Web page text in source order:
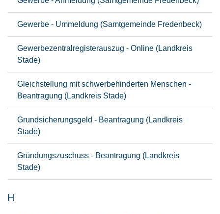
Gewerbe - Ummeldung (Samtgemeinde Fredenbeck)
Gewerbezentralregisterauszug - Online (Landkreis
Stade)
Gleichstellung mit schwerbehinderten Menschen -
Beantragung (Landkreis Stade)
Grundsicherungsgeld - Beantragung (Landkreis
Stade)
Gründungszuschuss - Beantragung (Landkreis
Stade)
H